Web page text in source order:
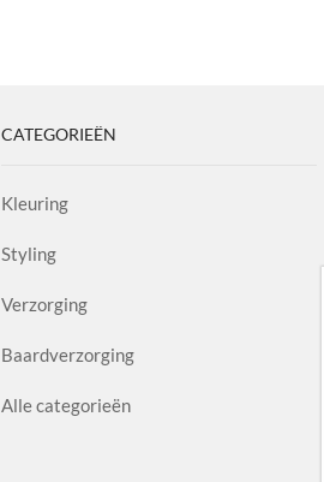
CATEGORIEËN
Kleuring
Styling
Verzorging
Baardverzorging
Alle categorieën